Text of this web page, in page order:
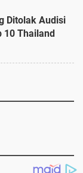
Ditolak Audisi
10 Thailand